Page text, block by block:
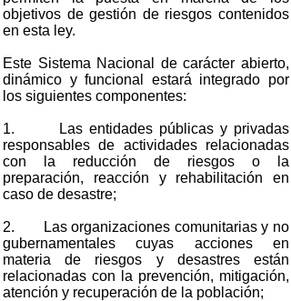
objetivos de gestión de riesgos contenidos
en esta ley.
Este Sistema Nacional de carácter abierto,
dinámico y funcional estará integrado por
los siguientes componentes:
1. Las entidades públicas y privadas
responsables de actividades relacionadas
con la reducción de riesgos o la
preparación, reacción y rehabilitación en
caso de desastre;
2. Las organizaciones comunitarias y no
gubernamentales cuyas acciones en
materia de riesgos y desastres están
relacionadas con la prevención, mitigación,
atención y recuperación de la población;